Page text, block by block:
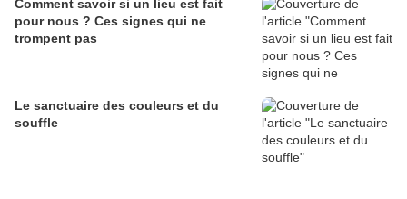
Comment savoir si un lieu est fait
pour nous ? Ces signes qui ne
trompent pas
Le sanctuaire des couleurs et du
souffle